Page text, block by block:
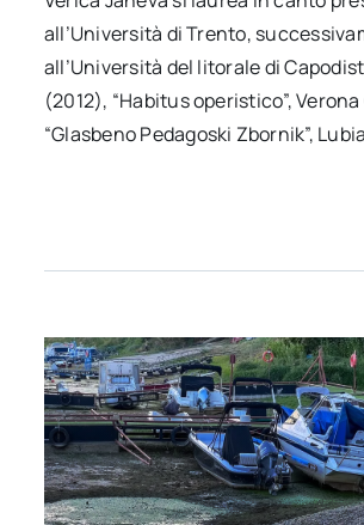
all’Università di Trento,
all’Università del litorale di
(2012), “Habitus operistico”,
“Glasbeno Pedagoski Zbornik”,